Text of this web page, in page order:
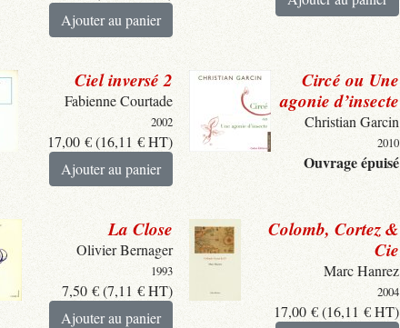
Ajouter au panier
Ciel inversé 2
Fabienne Courtade
2002
17,00€(16,11€HT)
Ajouter au panier
Circé ou Une
agonie d’insecte
Christian Garcin
2010
Ouvrage épuisé
La Close
Olivier Bernager
1993
7,50€(7,11€HT)
Ajouter au panier
Colomb, Cortez &
Cie
Marc Hanrez
2004
17,00 €(16,11 €HT)